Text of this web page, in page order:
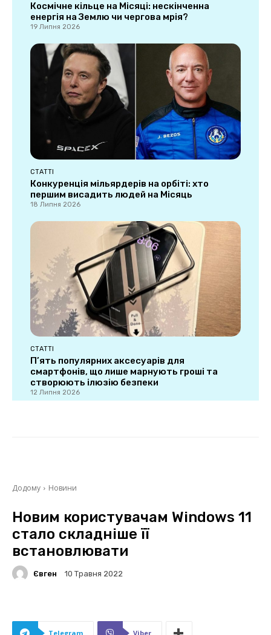
Космічне кільце на Місяці: нескінченна
енергія на Землю чи чергова мрія?
19 Липня 2026
СТАТТІ
Конкуренція мільярдерів на орбіті: хто
першим висадить людей на Місяць
18 Липня 2026
СТАТТІ
П’ять популярних аксесуарів для
смартфонів, що лише марнують гроші та
створюють ілюзію безпеки
12 Липня 2026